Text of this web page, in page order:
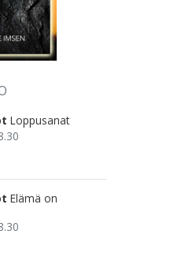
Loppusanat
Elämä on